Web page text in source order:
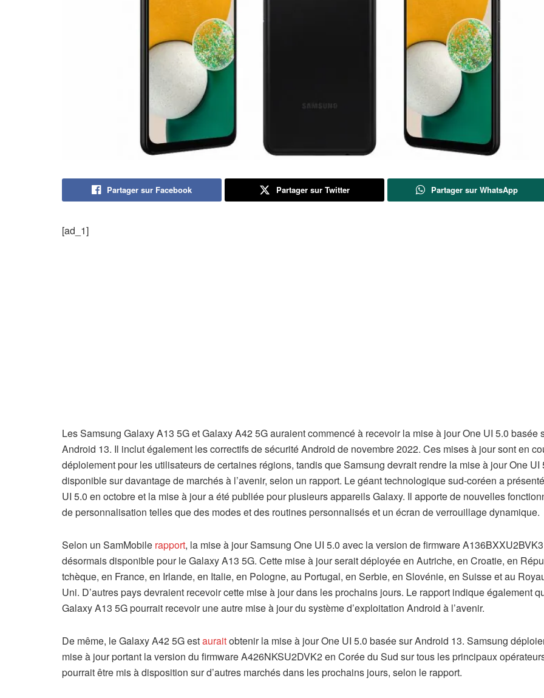
Partager sur Facebook Partager sur Twitter Partager sur WhatsApp
[ad_1]
Les Samsung Galaxy A13 5G et Galaxy A42 5G auraient commencé à recevoir la mise à jour One UI 5.0 basée
Android 13. Il inclut également les correctifs de sécurité Android de novembre 2022. Ces mises à jour sont en
déploiement pour les utilisateurs de certaines régions, tandis que Samsung devrait rendre la mise à jour One UI
disponible sur davantage de marchés à l’avenir, selon un rapport. Le géant technologique sud-coréen a
UI 5.0 en octobre et la mise à jour a été publiée pour plusieurs appareils Galaxy. Il apporte de nouvelles
de personnalisation telles que des modes et des routines personnalisés et un écran de verrouillage dynamique.
Selon un SamMobile rapport, la mise à jour Samsung One UI 5.0 avec la version de firmware
désormais disponible pour le Galaxy A13 5G. Cette mise à jour serait déployée en Autriche, en Croatie, en
tchèque, en France, en Irlande, en Italie, en Pologne, au Portugal, en Serbie, en Slovénie, en Suisse et au
Uni. D’autres pays devraient recevoir cette mise à jour dans les prochains jours. Le rapport indique également
Galaxy A13 5G pourrait recevoir une autre mise à jour du système d’exploitation Android à l’avenir.
De même, le Galaxy A42 5G estauraitobtenir la mise à jour One UI 5.0 basée sur Android 13. Samsung
mise à jour portant la version du firmware A426NKSU2DVK2 en Corée du Sud sur tous les principaux
pourrait être mis à disposition sur d’autres marchés dans les prochains jours, selon le rapport.